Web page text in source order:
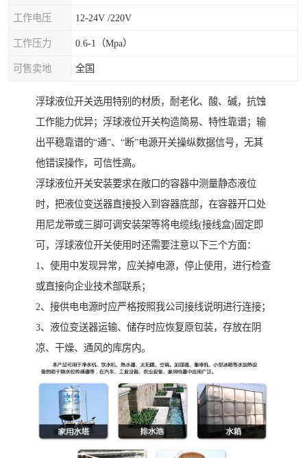
工作电压 12-24V /220V
工作压力 0.6-1（Mpa）
可售卖地 全国
浮球液位开关选用特别的材质，耐老化、酸、碱，抗蚀
工作能力优异；浮球液位开关构造简易、特性靠谱；输
出平稳靠谱的“通”、“断”电源开关操纵数据信号，无其
他错误操作，可信性高。
浮球液位开关安装要求在敞口的容器中测量静态液位
时，把液位变送器直接投入到容器底部，在容器开口处
用尼龙带或三脚可调安装架等将电缆线(接线盒)固定即
可，浮球液位开关使用时还需要注意以下三个方面：
1、使用中发现异常，应关掉电源，停止使用，进行检查
或直接向企业技术部联系；
2、接供电电源时应严格按照我公司接线说明进行连接；
3、液位变送器运输、储存时应恢复原包装，存放在阴
凉、干燥、通风的库房内。